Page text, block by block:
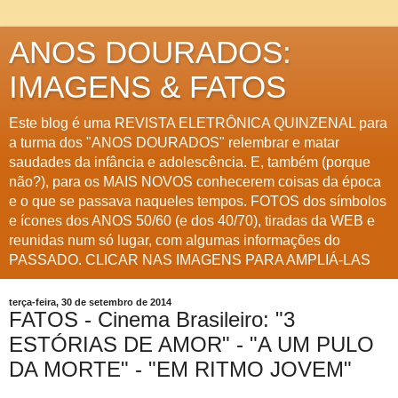
ANOS DOURADOS:
IMAGENS & FATOS
Este blog é uma REVISTA ELETRÔNICA QUINZENAL para
a turma dos "ANOS DOURADOS" relembrar e matar
saudades da infância e adolescência. E, também (porque
não?), para os MAIS NOVOS conhecerem coisas da época
e o que se passava naqueles tempos. FOTOS dos símbolos
e ícones dos ANOS 50/60 (e dos 40/70), tiradas da WEB e
reunidas num só lugar, com algumas informações do
PASSADO. CLICAR NAS IMAGENS PARA AMPLIÁ-LAS
terça-feira, 30 de setembro de 2014
FATOS - Cinema Brasileiro: "3
ESTÓRIAS DE AMOR" - "A UM PULO
DA MORTE" - "EM RITMO JOVEM"